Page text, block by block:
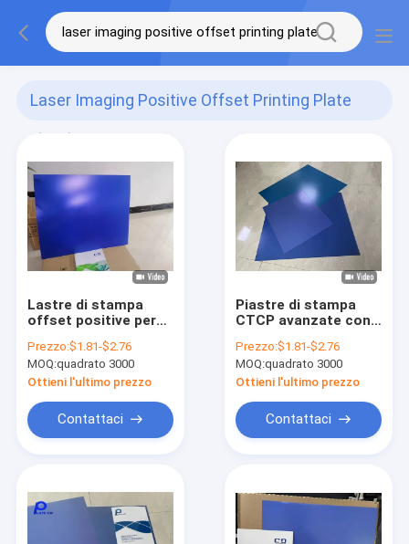
Laser Imaging Positive Offset Printing Plate
Lastre di stampa
offset positive per
CTP termiche,
spessore 0,15-0,28
mm
Prezzo:$1.81-$2.76
MOQ:quadrato 3000
Ottieni l'ultimo prezzo
Contattaci
Piastre di stampa
CTCP avanzate con
energia laser
Prezzo:$1.81-$2.76
MOQ:quadrato 3000
Ottieni l'ultimo prezzo
Contattaci